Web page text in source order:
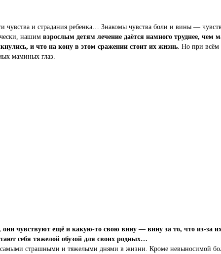
чувства и страдания ребенка… Знакомы чувства боли и вины —
нашим взрослым детям лечение даётся намного труднее, чем
и что на кону в этом сражении стоит их жизнь. Но при всём
маминых глаз.
они чувствуют ещё и какую-то свою вину — вину за то, что из-за
себя тяжелой обузой для своих родных…
самыми страшными и тяжелыми днями в жизни. Кроме невыносимой